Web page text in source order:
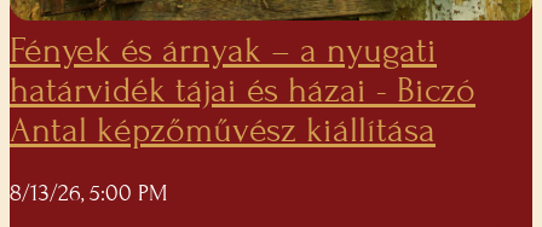
Fények és árnyak – a nyugati
határvidék tájai és házai - Biczó
Antal képzőművész kiállítása
8/13/26, 5:00 PM